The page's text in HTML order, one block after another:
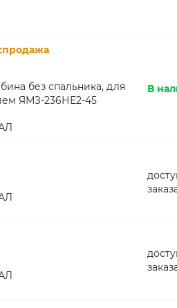
без спальника, для
ЯМЗ-236НЕ2-45
В